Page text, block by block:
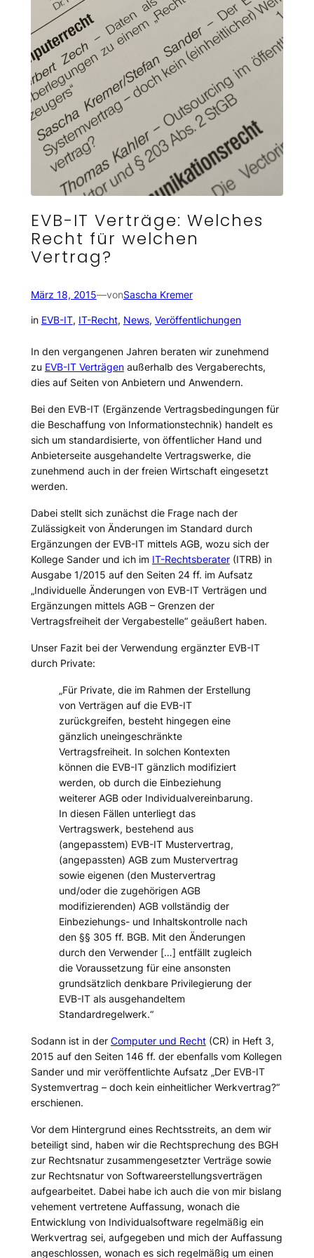
EVB-IT Verträge: Welches
Recht für welchen
Vertrag?
März 18, 2015—vonSascha Kremer
in EVB-IT, IT-Recht, News, Veröffentlichungen
In den vergangenen Jahren beraten wir zunehmend
zu EVB-IT Verträgenaußerhalb des Vergaberechts,
dies auf Seiten von Anbietern und Anwendern.
Bei den EVB-IT (Ergänzende Vertragsbedingungen für
die Beschaffung von Informationstechnik) handelt es
sich um standardisierte, von öffentlicher Hand und
Anbieterseite ausgehandelte Vertragswerke, die
zunehmend auch in der freien Wirtschaft eingesetzt
werden.
Dabei stellt sich zunächst die Frage nach der
Zulässigkeit von Änderungen im Standard durch
Ergänzungen der EVB-IT mittels AGB, wozu sich der
Kollege Sander und ich im IT-Rechtsberater(ITRB) in
Ausgabe 1/2015 auf den Seiten 24 ff. im Aufsatz
„Individuelle Änderungen von EVB-IT Verträgen und
Ergänzungen mittels AGB – Grenzen der
Vertragsfreiheit der Vergabestelle“ geäußert haben.
Unser Fazit bei der Verwendung ergänzter EVB-IT
durch Private:
„Für Private, die im Rahmen der Erstellung
von Verträgen auf die EVB-IT
zurückgreifen, besteht hingegen eine
gänzlich uneingeschränkte
Vertragsfreiheit. In solchen Kontexten
können die EVB-IT gänzlich modifiziert
werden, ob durch die Einbeziehung
weiterer AGB oder Individualvereinbarung.
In diesen Fällen unterliegt das
Vertragswerk, bestehend aus
(angepasstem) EVB-IT Mustervertrag,
(angepassten) AGB zum Mustervertrag
sowie eigenen (den Mustervertrag
und/oder die zugehörigen AGB
modifizierenden) AGB vollständig der
Einbeziehungs- und Inhaltskontrolle nach
den §§ 305 ff. BGB. Mit den Änderungen
durch den Verwender […] entfällt zugleich
die Voraussetzung für eine ansonsten
grundsätzlich denkbare Privilegierung der
EVB-IT als ausgehandeltem
Standardregelwerk.“
Sodann ist in der Computer und Recht(CR) in Heft 3,
2015 auf den Seiten 146 ff. der ebenfalls vom Kollegen
Sander und mir veröffentlichte Aufsatz „Der EVB-IT
Systemvertrag – doch kein einheitlicher Werkvertrag?“
erschienen.
Vor dem Hintergrund eines Rechtsstreits, an dem wir
beteiligt sind, haben wir die Rechtsprechung des BGH
zur Rechtsnatur zusammengesetzter Verträge sowie
zur Rechtsnatur von Softwareerstellungsverträgen
aufgearbeitet. Dabei habe ich auch die von mir bislang
vehement vertretene Auffassung, wonach die
Entwicklung von Individualsoftware regelmäßig ein
Werkvertrag sei, aufgegeben und mich der Auffassung
angeschlossen, wonach es sich regelmäßig um einen